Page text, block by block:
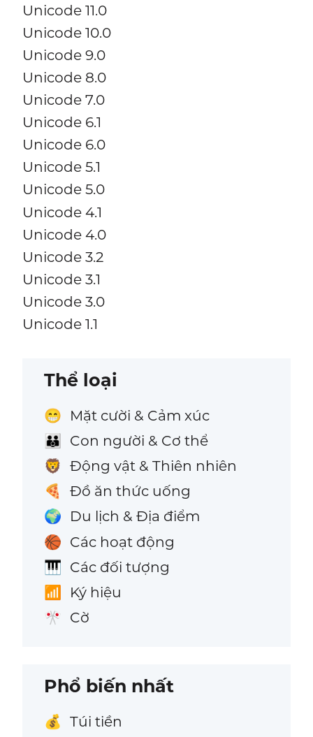
Unicode 11.0
Unicode 10.0
Unicode 9.0
Unicode 8.0
Unicode 7.0
Unicode 6.1
Unicode 6.0
Unicode 5.1
Unicode 5.0
Unicode 4.1
Unicode 4.0
Unicode 3.2
Unicode 3.1
Unicode 3.0
Unicode 1.1
Thể loại
😁 Mặt cười & Cảm xúc
👪 Con người & Cơ thể
🦁 Động vật & Thiên nhiên
🍕 Đồ ăn thức uống
🌍 Du lịch & Địa điểm
🏀 Các hoạt động
🎹 Các đối tượng
📶 Ký hiệu
🎌 Cờ
Phổ biến nhất
💰 Túi tiền